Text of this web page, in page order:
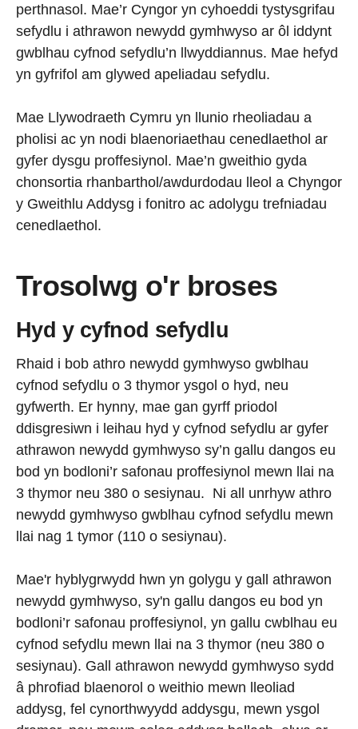
perthnasol. Mae’r Cyngor yn cyhoeddi tystysgrifau
sefydlu i athrawon newydd gymhwyso ar ôl iddynt
gwblhau cyfnod sefydlu’n llwyddiannus. Mae hefyd
yn gyfrifol am glywed apeliadau sefydlu.
Mae Llywodraeth Cymru yn llunio rheoliadau a
pholisi ac yn nodi blaenoriaethau cenedlaethol ar
gyfer dysgu proffesiynol. Mae’n gweithio gyda
chonsortia rhanbarthol/awdurdodau lleol a Chyngor
y Gweithlu Addysg i fonitro ac adolygu trefniadau
cenedlaethol.
Trosolwg o'r broses
Hyd y cyfnod sefydlu
Rhaid i bob athro newydd gymhwyso gwblhau
cyfnod sefydlu o 3 thymor ysgol o hyd, neu
gyfwerth. Er hynny, mae gan gyrff priodol
ddisgresiwn i leihau hyd y cyfnod sefydlu ar gyfer
athrawon newydd gymhwyso sy’n gallu dangos eu
bod yn bodloni’r safonau proffesiynol mewn llai na
3 thymor neu 380 o sesiynau. Ni all unrhyw athro
newydd gymhwyso gwblhau cyfnod sefydlu mewn
llai nag 1 tymor (110 o sesiynau).
Mae'r hyblygrwydd hwn yn golygu y gall athrawon
newydd gymhwyso, sy'n gallu dangos eu bod yn
bodloni’r safonau proffesiynol, yn gallu cwblhau eu
cyfnod sefydlu mewn llai na 3 thymor (neu 380 o
sesiynau). Gall athrawon newydd gymhwyso sydd
â phrofiad blaenorol o weithio mewn lleoliad
addysg, fel cynorthwyydd addysgu, mewn ysgol